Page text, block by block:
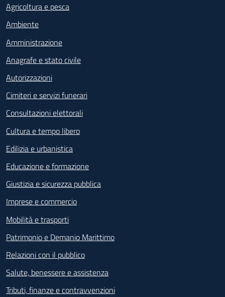
Agricoltura e pesca
Ambiente
Amministrazione
Anagrafe e stato civile
Autorizzazioni
Cimiteri e servizi funerari
Consultazioni elettorali
Cultura e tempo libero
Edilizia e urbanistica
Educazione e formazione
Giustizia e sicurezza pubblica
Imprese e commercio
Mobilità e trasporti
Patrimonio e Demanio Marittimo
Relazioni con il pubblico
Salute, benessere e assistenza
Tributi, finanze e contravvenzioni